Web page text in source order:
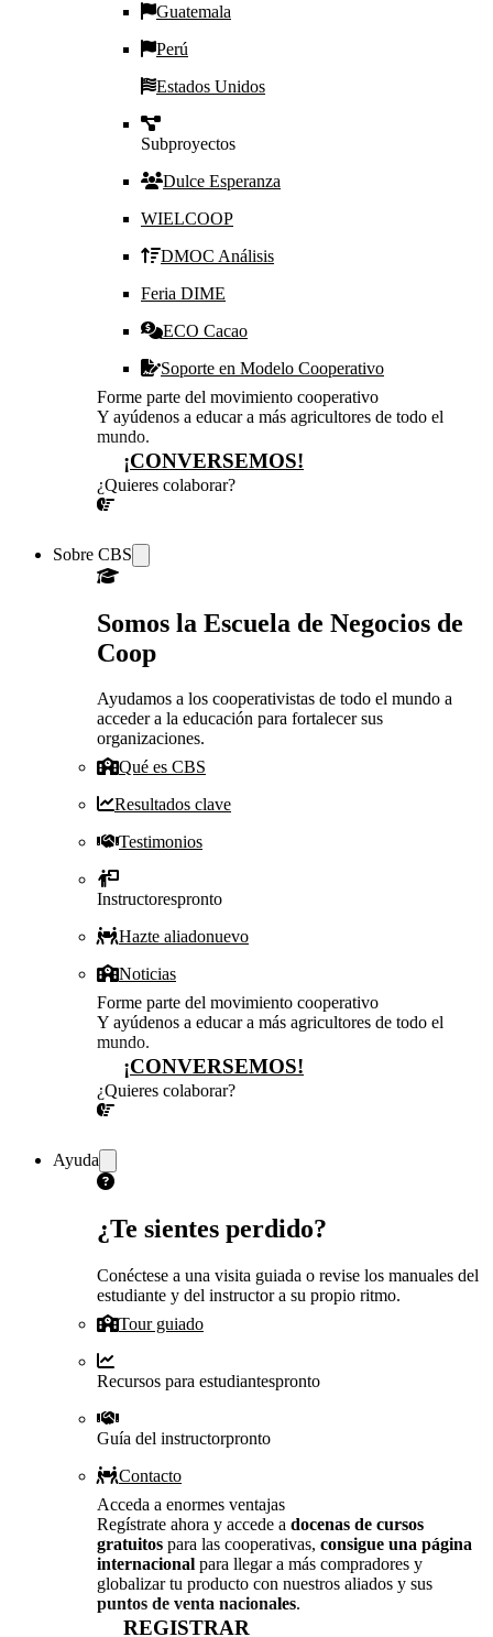
Guatemala
Perú
Estados Unidos
Subproyectos
Dulce Esperanza
WIELCOOP
DMOC Análisis
Feria DIME
ECO Cacao
Soporte en Modelo Cooperativo
Forme parte del movimiento cooperativo
Y ayúdenos a educar a más agricultores de todo el
mundo.
¡CONVERSEMOS!
¿Quieres colaborar?
Sobre CBS
Somos la Escuela de Negocios de
Coop
Ayudamos a los cooperativistas de todo el mundo a
acceder a la educación para fortalecer sus
organizaciones.
Qué es CBS
Resultados clave
Testimonios
Instructorespronto
Hazte aliadonuevo
Noticias
Forme parte del movimiento cooperativo
Y ayúdenos a educar a más agricultores de todo el
mundo.
¡CONVERSEMOS!
¿Quieres colaborar?
Ayuda
¿Te sientes perdido?
Conéctese a una visita guiada o revise los manuales del
estudiante y del instructor a su propio ritmo.
Tour guiado
Recursos para estudiantespronto
Guía del instructorpronto
Contacto
Acceda a enormes ventajas
Regístrate ahora y accede a docenas de cursos
gratuitos para las cooperativas, consigue una página
internacional para llegar a más compradores y
globalizar tu producto con nuestros aliados y sus
puntos de venta nacionales.
REGISTRAR